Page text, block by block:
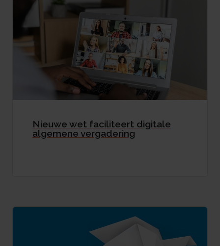
Nieuwe wet faciliteert digitale
algemene vergadering